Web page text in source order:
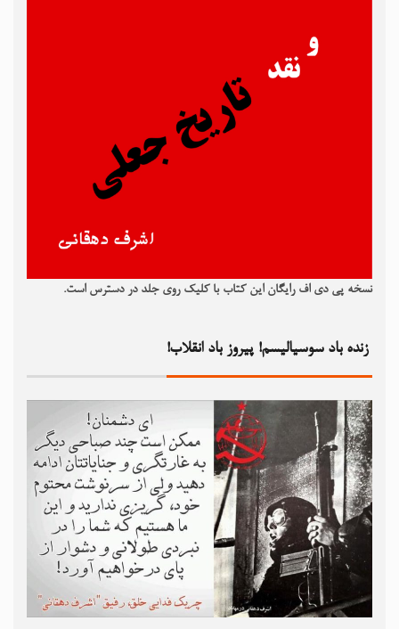
نسخه پی دی اف رایگان این کتاب با کلیک روی جلد در دسترس است.
زنده باد سوسیالیسم! پیروز باد انقلاب!